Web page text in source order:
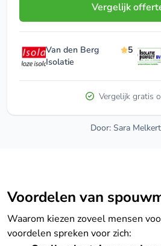
Vergelijk
Van den Berg
Isolatie
5
Vergelijk gratis
Door: Sara Melkert
Voordelen van
Waarom kiezen zoveel mensen
voordelen spreken voor zich: